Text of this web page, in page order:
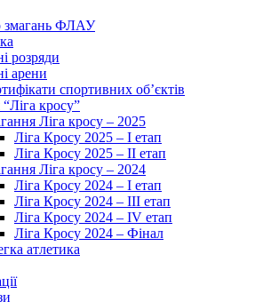
змагань ФЛАУ
розряди
арени
спортивних об’єктів
кросу”
Ліга кросу – 2025
Ліга Кросу 2025 – I етап
Ліга Кросу 2025 – II етап
Ліга кросу – 2024
Ліга Кросу 2024 – I етап
Ліга Кросу 2024 – III етап
Ліга Кросу 2024 – IV етап
Ліга Кросу 2024 – Фінал
атлетика